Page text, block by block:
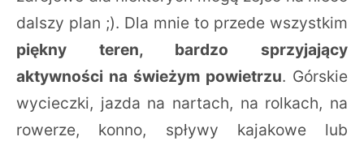
dalszy plan ;). Dla mnie to przede wszystkim
piękny teren, bardzo sprzyjający
aktywności na świeżym powietrzu. Górskie
wycieczki, jazda na nartach, na rolkach, na
rowerze, konno, spływy kajakowe lub